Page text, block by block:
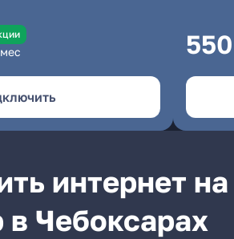
550
интернет
в Чебоксарах